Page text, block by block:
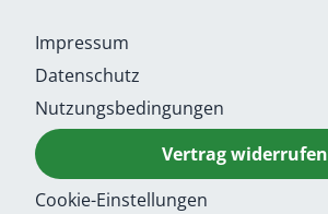
Impressum
Datenschutz
Nutzungsbedingungen
Vertrag widerrufen
Cookie-Einstellungen